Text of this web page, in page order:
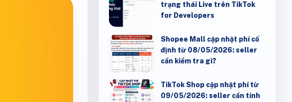
trạng thái Live trên TikTok
for Developers
Shopee Mall cập nhật phí cố
định từ 08/05/2026: seller
cần kiểm tra gì?
TikTok Shop cập nhật phí từ
09/05/2026: seller cần tính